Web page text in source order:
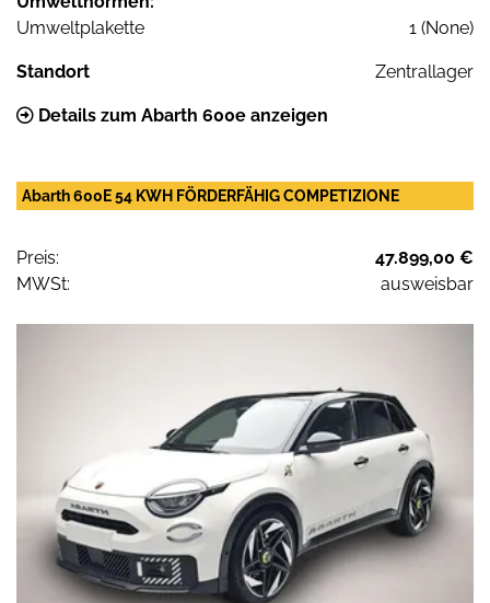
Umweltplakette
1 (None)
Standort Zentrallager
Details zum Abarth 600e anzeigen
Abarth 600E 54 KWH FÖRDERFÄHIG COMPETIZIONE
Preis:
47.899,00 €
MWSt:
ausweisbar